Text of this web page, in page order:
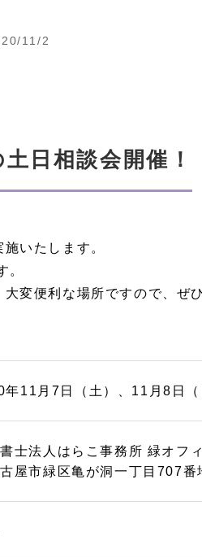
11/2
日相談会開催！
いたします。
。
変便利な場所ですので、ぜ
年11月7日（土）、11月8日（
士法人はらこ事務所 緑オフ
古屋市緑区亀が洞一丁目707番